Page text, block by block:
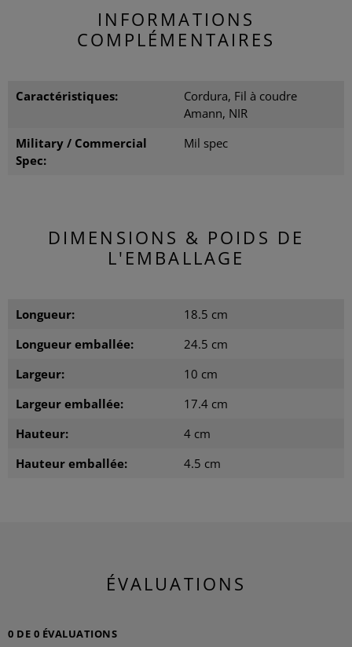
INFORMATIONS
COMPLÉMENTAIRES
Caractéristiques:
Cordura, Fil à coudre
Amann, NIR
Military / Commercial
Spec:
Mil spec
DIMENSIONS & POIDS DE
L'EMBALLAGE
Longueur:
18.5 cm
Longueur emballée:
24.5 cm
Largeur:
10 cm
Largeur emballée:
17.4 cm
Hauteur:
4 cm
Hauteur emballée:
4.5 cm
ÉVALUATIONS
0 DE 0 ÉVALUATIONS